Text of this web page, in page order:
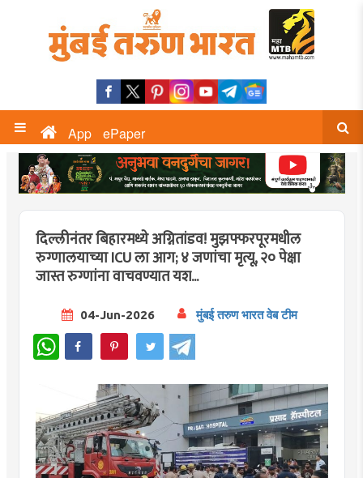
App ePaper
दिल्लीनंतर बिहारमध्ये अग्नितांडव! मुझफ्फरपूरमधील
रुग्णालयाच्या ICU ला आग; ४ जणांचा मृत्यू, २० पेक्षा
जास्त रुग्णांना वाचवण्यात यश...
04-Jun-2026 मुंबई तरुण भारत वेब टीम
WhatsApp